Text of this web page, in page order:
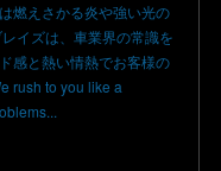
燃えさかる炎や強い光の
イズは、車業界の常識を
感と熱い情熱でお客様の
rush to you like a